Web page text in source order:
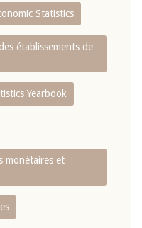
Statistics
établissements de
Yearbook
monétaires et